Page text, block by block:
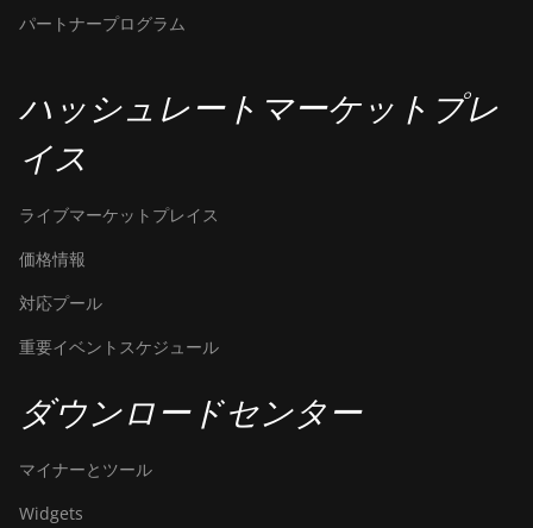
Bitdeer SealMiner A2
Bitdeer SealMiner A2 Pro Air
Bitdeer SealMiner A3 Air
Bitdeer SealMiner A3 Hydro
Bitdeer SealMiner A3 Pro Air
Hydro
パートナープログラム
ハッシュレートマーケットプレ
イス
ライブマーケットプレイス
価格情報
対応プール
重要イベントスケジュール
ダウンロードセンター
マイナーとツール
Widgets